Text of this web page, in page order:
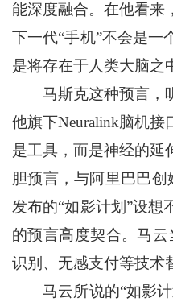
能深度融合。在他看来
下一代“手机”不会是一
是将存在于人类大脑之
马斯克这种预言，
他旗下Neuralink脑机
是工具，而是神经的延
胆预言，与阿里巴巴创
发布的“如影计划”设想
的预言高度契合。马
识别、无感支付等技术
马云所说的“如影计